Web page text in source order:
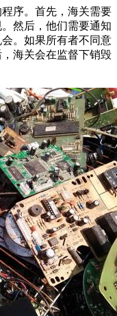
序。首先，海关需要
然后，他们需要通知
。如果所有者不同意
海关会在监督下销毁